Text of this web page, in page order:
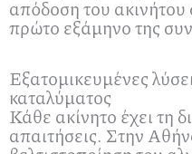
απόδοση του
πρώτο εξάμηνο της
Εξατομικευμένες
καταλύματος
Κάθε ακίνητο έχει τη
απαιτήσεις. Στην